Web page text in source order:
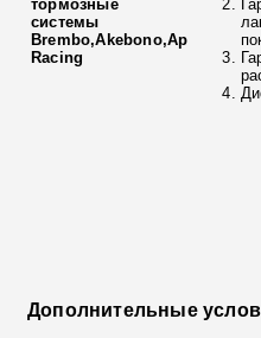
тормозные
системы
Brembo,Akebono,Ap
Racing
Дополнительные